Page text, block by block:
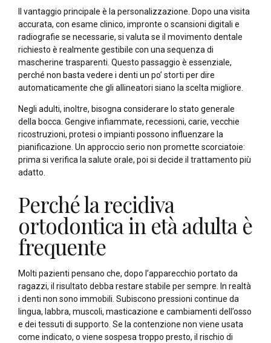
Il vantaggio principale è la personalizzazione. Dopo una visita
accurata, con esame clinico, impronte o scansioni digitali e
radiografie se necessarie, si valuta se il movimento dentale
richiesto è realmente gestibile con una sequenza di
mascherine trasparenti. Questo passaggio è essenziale,
perché non basta vedere i denti un po’ storti per dire
automaticamente che gli allineatori siano la scelta migliore.
Negli adulti, inoltre, bisogna considerare lo stato generale
della bocca. Gengive infiammate, recessioni, carie, vecchie
ricostruzioni, protesi o impianti possono influenzare la
pianificazione. Un approccio serio non promette scorciatoie:
prima si verifica la salute orale, poi si decide il trattamento più
adatto.
Perché la recidiva
ortodontica in età adulta è
frequente
Molti pazienti pensano che, dopo l’apparecchio portato da
ragazzi, il risultato debba restare stabile per sempre. In realtà
i denti non sono immobili. Subiscono pressioni continue da
lingua, labbra, muscoli, masticazione e cambiamenti dell’osso
e dei tessuti di supporto. Se la contenzione non viene usata
come indicato, o viene sospesa troppo presto, il rischio di